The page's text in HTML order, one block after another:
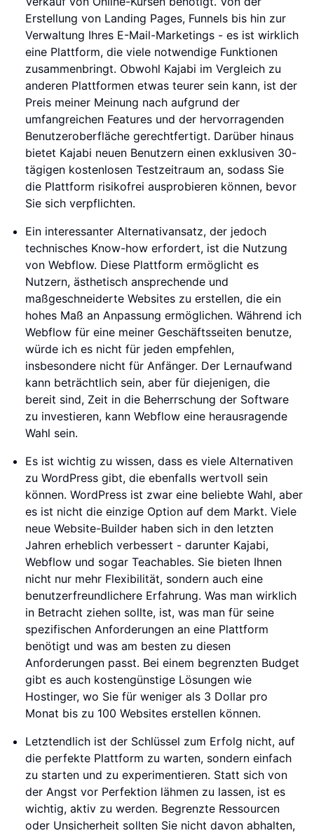
Erstellung von Landing Pages, Funnels bis hin zur
Verwaltung Ihres E-Mail-Marketings - es ist wirklich
eine Plattform, die viele notwendige Funktionen
zusammenbringt. Obwohl Kajabi im Vergleich zu
anderen Plattformen etwas teurer sein kann, ist der
Preis meiner Meinung nach aufgrund der
umfangreichen Features und der hervorragenden
Benutzeroberfläche gerechtfertigt. Darüber hinaus
bietet Kajabi neuen Benutzern einen exklusiven 30-
tägigen kostenlosen Testzeitraum an, sodass Sie
die Plattform risikofrei ausprobieren können, bevor
Sie sich verpflichten.
Ein interessanter Alternativansatz, der jedoch
technisches Know-how erfordert, ist die Nutzung
von Webflow. Diese Plattform ermöglicht es
Nutzern, ästhetisch ansprechende und
maßgeschneiderte Websites zu erstellen, die ein
hohes Maß an Anpassung ermöglichen. Während ich
Webflow für eine meiner Geschäftsseiten benutze,
würde ich es nicht für jeden empfehlen,
insbesondere nicht für Anfänger. Der Lernaufwand
kann beträchtlich sein, aber für diejenigen, die
bereit sind, Zeit in die Beherrschung der Software
zu investieren, kann Webflow eine herausragende
Wahl sein.
Es ist wichtig zu wissen, dass es viele Alternativen
zu WordPress gibt, die ebenfalls wertvoll sein
können. WordPress ist zwar eine beliebte Wahl, aber
es ist nicht die einzige Option auf dem Markt. Viele
neue Website-Builder haben sich in den letzten
Jahren erheblich verbessert - darunter Kajabi,
Webflow und sogar Teachables. Sie bieten Ihnen
nicht nur mehr Flexibilität, sondern auch eine
benutzerfreundlichere Erfahrung. Was man wirklich
in Betracht ziehen sollte, ist, was man für seine
spezifischen Anforderungen an eine Plattform
benötigt und was am besten zu diesen
Anforderungen passt. Bei einem begrenzten Budget
gibt es auch kostengünstige Lösungen wie
Hostinger, wo Sie für weniger als 3 Dollar pro
Monat bis zu 100 Websites erstellen können.
Letztendlich ist der Schlüssel zum Erfolg nicht, auf
die perfekte Plattform zu warten, sondern einfach
zu starten und zu experimentieren. Statt sich von
der Angst vor Perfektion lähmen zu lassen, ist es
wichtig, aktiv zu werden. Begrenzte Ressourcen
oder Unsicherheit sollten Sie nicht davon abhalten,